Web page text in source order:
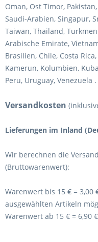
Oman, Ost Timor,
Saudi-Arabien, Singapur,
Taiwan, Thailand,
Arabische Emirate,
Brasilien, Chile, Costa
Kamerun, Kolumbien,
Peru, Uruguay, Venezuela .
Versandkosten
Lieferungen im Inland
Wir berechnen die
(Bruttowarenwert):
Warenwert bis 15 € = 3,00
ausgewählten Artikeln
Warenwert ab 15 € = 6,90